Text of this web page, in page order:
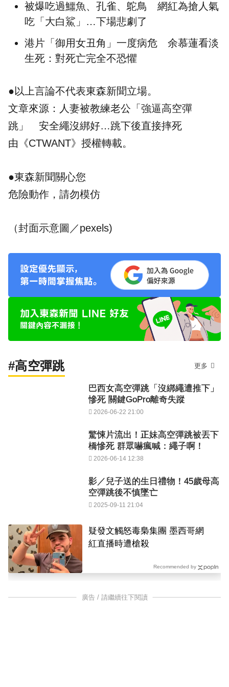
被爆吃過鱷魚、孔雀、鴕鳥 網紅為搶人氣
吃「大白鯊」…下場悲劇了
港片「御用女丑角」一度病危 余慕蓮看淡
生死：對死亡完全不恐懼
●以上言論不代表東森新聞立場。
文章來源： 人妻被教練老公「強逼高空彈
跳」 安全繩沒綁好…跳下後直接摔死
由《CTWANT》授權轉載。
●東森新聞關心您
危險動作，請勿模仿
（封面示意圖／pexels)
#高空彈跳 更多
巴西女高空彈跳「沒綁繩遭推下」
慘死 關鍵GoPro離奇失蹤
2026-06-22 21:00
驚悚片流出！正妹高空彈跳被丟下
橋慘死 群眾嚇瘋喊：繩子啊！
2026-06-14 12:38
影／兒子送的生日禮物！45歲母高
空彈跳後不慎墜亡
2025-09-11 21:04
疑發文觸怒毒梟集團 墨西哥網
紅直播時遭槍殺
Recommended by
廣告 / 請繼續往下閱讀